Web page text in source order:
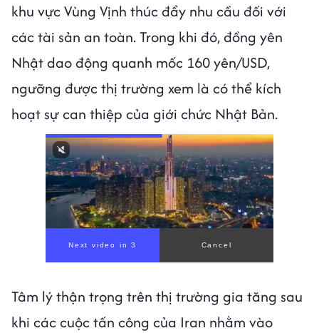
khu vực Vùng Vịnh thúc đẩy nhu cầu đối với
các tài sản an toàn. Trong khi đó, đồng yên
Nhật dao động quanh mốc 160 yên/USD,
ngưỡng được thị trường xem là có thể kích
hoạt sự can thiệp của giới chức Nhật Bản.
Next video in 1 Cancel
Tâm lý thận trọng trên thị trường gia tăng sau
khi các cuộc tấn công của Iran nhằm vào